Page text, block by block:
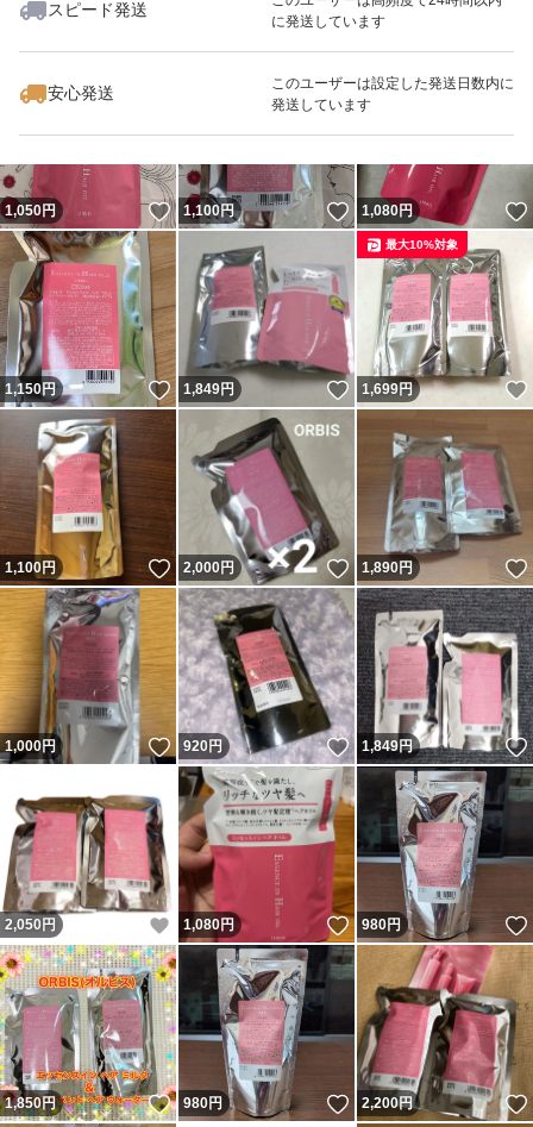
スピード発送
に発送しています
安心発送
このユーザーは設定した発送日数内に
発送しています
いいね！
3,080
1,050円 いいね！
1,100円 いいね！
1,080円
1,150円 いいね！
1,849円 いいね！
1,699円
最大10%対象
1,100円 いいね！
2,000円 いいね！
1,890円
1,000円 いいね！
920円 いいね！
1,849円
2,050 円 いいね！
1,080円 いいね！
980円
1,850円 いいね！
980円 いいね！
2,200円